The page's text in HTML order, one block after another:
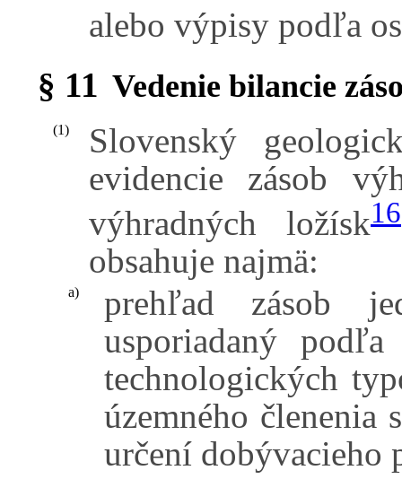
alebo výpisy podľa
§ 11 Vedenie bilancie
(1)
Slovenský
evidencie zásob
výhradných ložísk16
obsahuje najmä:
a)
prehľad zásob
usporiadaný
technologických
územného členenia
určení dobývacieho